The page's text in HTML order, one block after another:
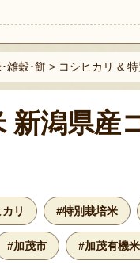
雑穀･餅 > コシヒカリ &
新潟県産
リ #特別栽培米
#加茂市 #加茂有機